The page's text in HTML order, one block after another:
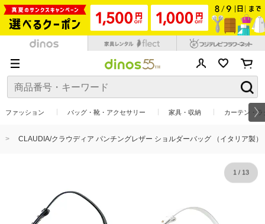
ファッション バッグ・靴・アクセサリー 家具・収納 カーテン・
CLAUDIA/クラウディア パンチングレザー ショルダーバッグ （イタリア製）
1/ 13